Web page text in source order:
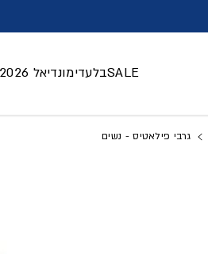
SALEבלעדימונדיאל 2026
גרבי פילאטיס - נשים